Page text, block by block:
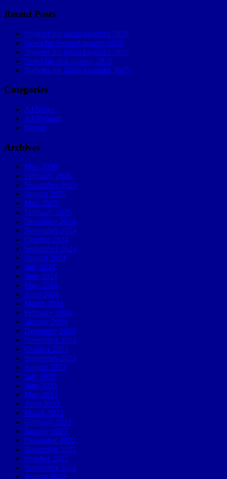
Recent Posts
Nyheter för andra kvartalet 2026
News for Second quarter, 2026
Nyheter för första kvartalet 2026
News for first quarter, 2026
Nyheter för fjärde kvartalet 2025
Categories
AJ News
AJ Nyheter
Events
Archives
May 2026
February 2026
November 2025
August 2025
May 2025
February 2025
December 2024
November 2024
October 2024
September 2024
August 2024
July 2024
June 2024
May 2024
April 2024
March 2024
February 2024
January 2024
December 2023
November 2023
October 2023
September 2023
August 2023
July 2023
June 2023
May 2023
April 2023
March 2023
February 2023
January 2023
December 2022
November 2022
October 2022
September 2022
August 2022